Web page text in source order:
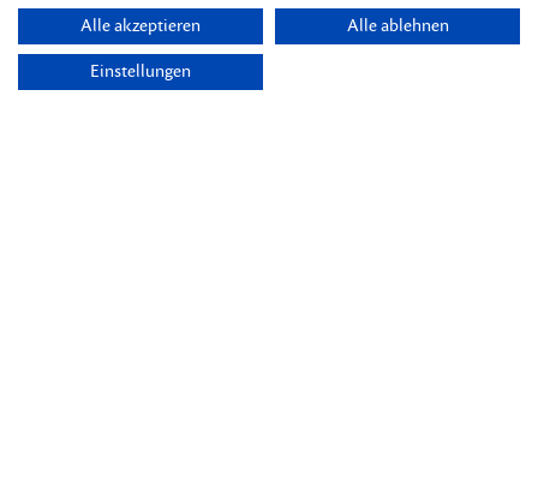
Alle akzeptieren Alle ablehnen
Einstellungen